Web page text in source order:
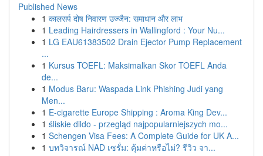
Published News
1 कालसर्प दोष निवारण उज्जैन: समाधान और लाभ
1 Leading Hairdressers in Wallingford : Your Nu...
1 LG EAU61383502 Drain Ejector Pump Replacement
...
1 Kursus TOEFL: Maksimalkan Skor TOEFL Anda
de...
1 Modus Baru: Waspada Link Phishing Judi yang
Men...
1 E-cigarette Europe Shipping : Aroma King Dev...
1 śliskie dildo - przegląd najpopularniejszych mo...
1 Schengen Visa Fees: A Complete Guide for UK A...
1 บทวิจารณ์ NAD เซรั่ม: คุ้มค่าหรือไม่? รีวิว จา...